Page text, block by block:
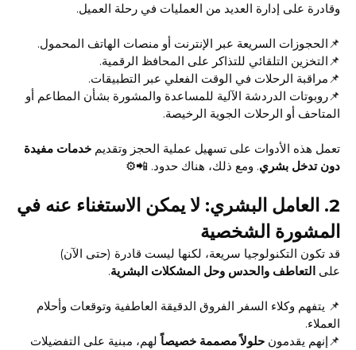
وقادرة على إدارة العديد من العمليات في رحلة العميل.
📌الحجوزات السريعة عبر الإنترنت أو منصات الهاتف المحمول.
📌التخزين التلقائي للتذاكر على المحافظ الرقمية.
📌مراقبة الرحلات في الوقت الفعلي عبر التطبيقات.
📌روبوتات الدردشة الآلية للمساعدة والمشورة بشأن المطاعم أو
المتاحف أو الرحلات الجوية الرخيصة.
تعمل هذه الأدوات على تسهيل عملية الحجز وتقديم خدمات مفيدة
دون تدخل بشري. ومع ذلك، هناك حدود. 📲⚙️
2.
العامل البشري: لا يمكن الاستغناء عنه في
المشورة الشخصية
قد تكون التكنولوجيا سريعة، لكنها ليست قادرة (حتى الآن)
على التعاطف والحدس وحل المشكلات البشرية.
📌 يتفهم وكلاء السفر الفروق الدقيقة العاطفية وتوقعات وأحلام
العملاء.
📌إنهم يقدمون حلولاً مصممة خصيصاً لهم، مبنية على التفضيلات